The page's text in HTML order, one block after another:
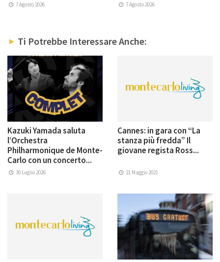
7 Agosto 2026 7 Agosto 2026
Ti Potrebbe Interessare Anche:
Kazuki Yamada saluta
l’Orchestra
Philharmonique de Monte-
Carlo con un concerto...
30 Luglio 2026
Cannes: in gara con “La
stanza più fredda” Il
giovane regista Ross...
21 Maggio 2021